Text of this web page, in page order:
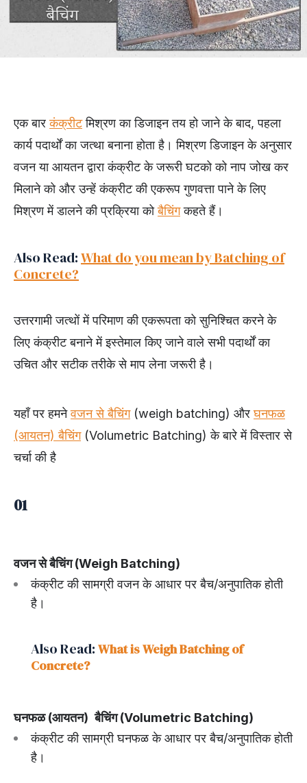
एक बारकंक्रीटमिश्रण का डिजाइन तय हो जाने के बाद, पहला
कार्य पदार्थों का जत्था बनाना होता है। मिश्रण डिजाइन के अनुसार
वजन या आयतन द्वारा कंक्रीट के जरूरी घटको को नाप जोख कर
मिलाने को और उन्हें कंक्रीट की एकरूप गुणवत्ता पाने के लिए
मिश्रण में डालने की प्रक्रिया कोबैचिंगकहते हैं।
Also Read:What do you mean by Batching of
Concrete?
उत्तरगामी जत्थों में परिमाण की एकरूपता को सुनिश्चित करने के
लिए कंक्रीट बनाने में इस्तेमाल किए जाने वाले सभी पदार्थों का
उचित और सटीक तरीके से माप लेना जरूरी है।
यहाँ पर हमनेवजन से बैचिंग(weigh batching) औरघनफळ
(आयतन) बैचिंग(Volumetric Batching) के बारे में विस्तार से
चर्चा की है
01
वजन से बैचिंग (Weigh Batching)
कंक्रीट की सामग्री वजन के आधार पर बैच/अनुपातिक होती
है।
Also Read: What is Weigh Batching of
Concrete?
घनफळ (आयतन) बैचिंग (Volumetric Batching)
कंक्रीट की सामग्री घनफळ के आधार पर बैच/अनुपातिक होती
है।